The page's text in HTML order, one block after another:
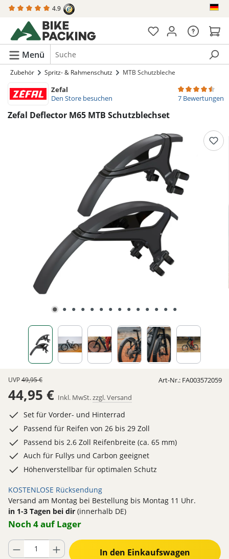
springen 4.9
Menü
Zubehör Spritz- & Rahmenschutz MTB Schutzbleche
Zefal
Den Store besuchen
Zefal Deflector M65 MTB Schutzblechset
7 Bewertungen
UVP49,95 €
44,95 € Inkl. MwSt.zzgl. Versand
Set für Vorder- und Hinterrad
Passend für Reifen von 26 bis 29 Zoll
Passend bis 2.6 Zoll Reifenbreite (ca. 65 mm)
Auch für Fullys und Carbon geeignet
Höhenverstellbar für optimalen Schutz
KOSTENLOSE Rücksendung
Versand am Montag bei Bestellung bis Montag 11 Uhr.
in 1-3 Tagen bei dir (innerhalb DE)
Noch 4 auf Lager
Produkt Anzahl: Gib den gewünschten Wert ein oder benutze die
In den Einkaufswagen
Art-Nr.: FA003572059